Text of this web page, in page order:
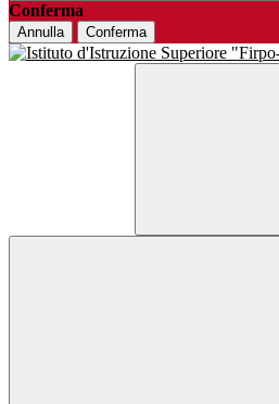
Conferma
Annulla Conferma